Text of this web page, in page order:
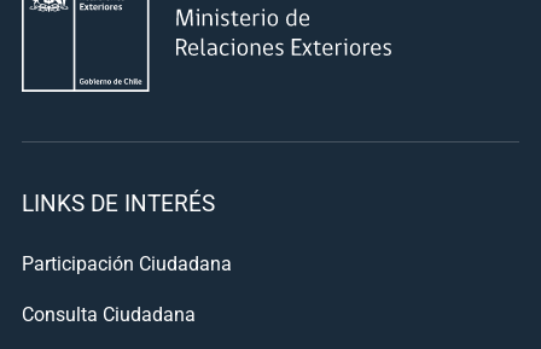
LINKS DE INTERÉS
Participación Ciudadana
Consulta Ciudadana